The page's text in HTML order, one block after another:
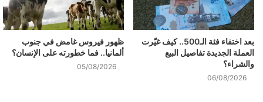
بعد اختفاء فئة الـ500.. كيف غيّرت
العملة الجديدة تفاصيل البيع
والشراء؟
06/08/2026
ظهور فيروس غامض في جنوب
ألمانيا.. فما خطورته على الإنسان؟
05/08/2026